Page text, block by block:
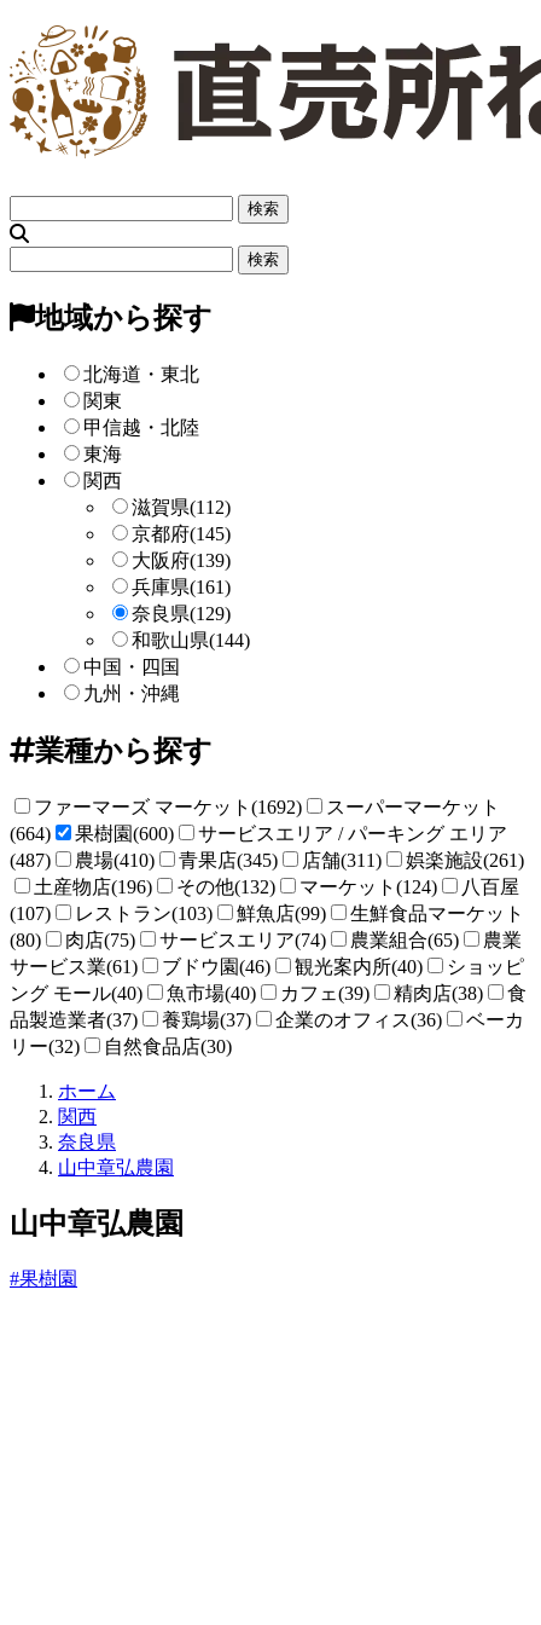
リ
索
ー
検
地域から探す
北海道・東北
関東
甲信越・北陸
東海
関西
滋賀県(112)
京都府(145)
大阪府(139)
兵庫県(161)
奈良県(129)
和歌山県(144)
中国・四国
九州・沖縄
業種から探す
ファーマーズ マーケット(1692)
スーパーマーケット
(664)
果樹園(600)
サービスエリア / パーキング エリア
(487)
農場(410) 青果店(345) 店舗(311)
娯楽施設(261)
土産物店(196)
その他(132) マーケット(124)
八百屋
(107)
レストラン(103) 鮮魚店(99)
生鮮食品マーケット
(80)
肉店(75) サービスエリア(74) 農業組合(65)
農業
サービス業(61)
ブドウ園(46) 観光案内所(40)
ショッピ
ング モール(40)
魚市場(40) カフェ(39) 精肉店(38)
食
品製造業者(37)
養鶏場(37) 企業のオフィス(36)
ベーカ
リー(32)
自然食品店(30)
ホーム
ね
と
関西
奈良県
山中章弘農園
山中章弘農園
#果樹園